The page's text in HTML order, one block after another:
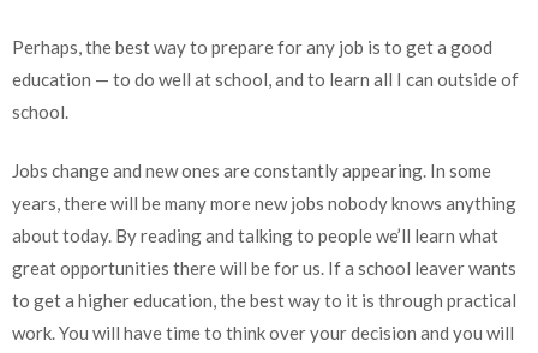
Perhaps, the best way to prepare for any job is to get a good
education — to do well at school, and to learn all I can outside of
school.
Jobs change and new ones are constantly appearing. In some
years, there will be many more new jobs nobody knows anything
about today. By reading and talking to people we’ll learn what
great opportunities there will be for us. If a school leaver wants
to get a higher education, the best way to it is through practical
work. You will have time to think over your decision and you will